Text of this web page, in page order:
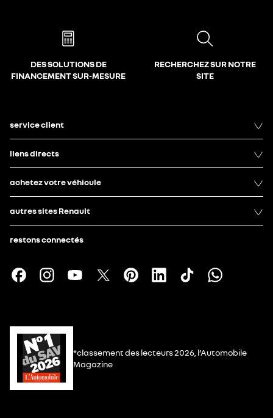
DES SOLUTIONS DE
FINANCEMENT SUR-MESURE
RECHERCHEZ SUR NOTRE
SITE
service client
liens directs
achetez votre véhicule
autres sites Renault
restons connectés
*classement des lecteurs 2026, l’Automobile
Magazine